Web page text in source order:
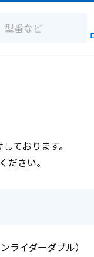
ております。
ださい。
ライダーダブル）